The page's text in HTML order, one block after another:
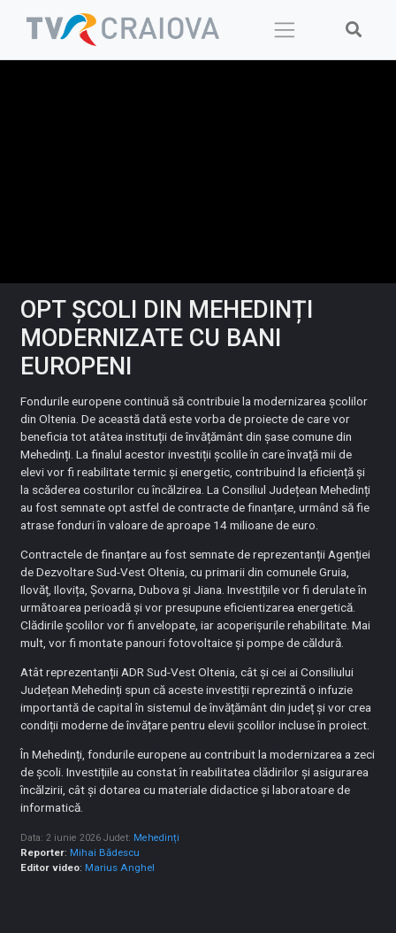
OPT ȘCOLI DIN MEHEDINȚI
MODERNIZATE CU BANI
EUROPENI
Fondurile europene continuă să contribuie la modernizarea școlilor
din Oltenia. De această dată este vorba de proiecte de care vor
beneficia tot atâtea instituții de învățământ din șase comune din
Mehedinți. La finalul acestor investiții școlile în care învață mii de
elevi vor fi reabilitate termic și energetic, contribuind la eficiență și
la scăderea costurilor cu încălzirea. La Consiliul Județean Mehedinți
au fost semnate opt astfel de contracte de finanțare, urmând să fie
atrase fonduri în valoare de aproape 14 milioane de euro.
Contractele de finanțare au fost semnate de reprezentanții Agenției
de Dezvoltare Sud-Vest Oltenia, cu primarii din comunele Gruia,
Ilovăț, Ilovița, Șovarna, Dubova și Jiana. Investițiile vor fi derulate în
următoarea perioadă și vor presupune eficientizarea energetică.
Clădirile școlilor vor fi anvelopate, iar acoperișurile rehabilitate. Mai
mult, vor fi montate panouri fotovoltaice și pompe de căldură.
Atât reprezentanții ADR Sud-Vest Oltenia, cât și cei ai Consiliului
Județean Mehedinți spun că aceste investiții reprezintă o infuzie
importantă de capital în sistemul de învățământ din județ și vor crea
condiții moderne de învățare pentru elevii școlilor incluse în proiect.
În Mehedinți, fondurile europene au contribuit la modernizarea a zeci
de școli. Investițiile au constat în reabilitatea clădirilor și asigurarea
încălzirii, cât și dotarea cu materiale didactice și laboratoare de
informatică.
Data: 2 iunie 2026 Judet: Mehedinți
Reporter: Mihai Bădescu
Editor video: Marius Anghel